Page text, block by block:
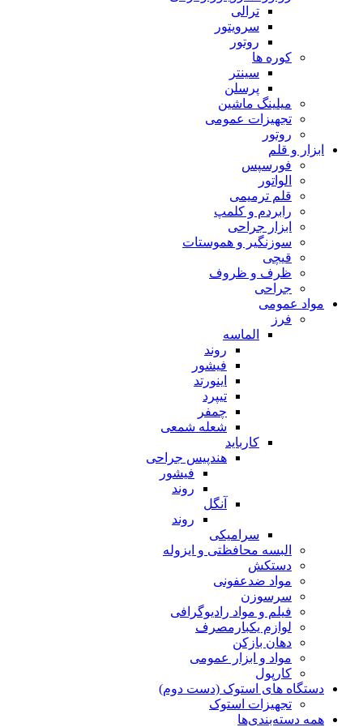
ترالی
سرویتور
روتور
کوره ها
سینتر
پرسلن
میلینگ ماشین
تجهیزات عمومی
روتور
ابزار و قلم
فورسپس
الواتور
قلم ترمیمی
رابردم و کلمپ
ابزار جراحی
سوزنگیر و هموستات
قیچی
ظرف و ظروف
جراحی
مواد عمومی
فرز
الماسه
روند
فیشور
اینورتد
تیپرد
چمفر
شعله شمعی
کارباید
هندپیس جراحی
فیشور
روند
آنگل
روند
سرامیکی
البسه محافظتی و ایزوله
دستکش
مواد ضدعفونی
سرسوزن
فیلم و مواد رادیوگرافی
لوازم یکبارمصرف
دهان بازکن
مواد و ابزار عمومی
کارپول
دستگاه های استوک (دست دوم)
تجهیزات استوک
همه دسته‌بندی‌ها